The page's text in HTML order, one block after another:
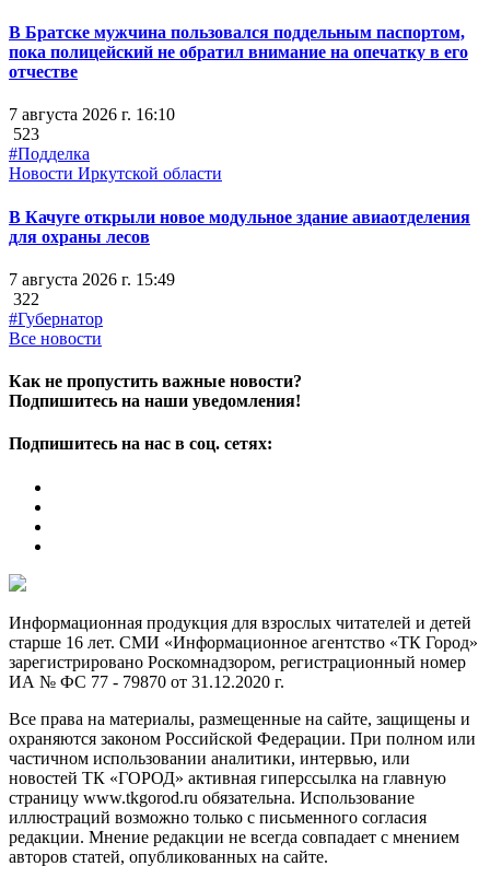
В Братске мужчина пользовался поддельным паспортом,
пока полицейский не обратил внимание на опечатку в его
отчестве
7 августа 2026 г. 16:10
523
#Подделка
Новости Иркутской области
В Качуге открыли новое модульное здание авиаотделения
для охраны лесов
7 августа 2026 г. 15:49
322
#Губернатор
Все новости
Как не пропустить важные новости?
Подпишитесь на наши уведомления!
Подпишитесь на нас в соц. сетях:
Информационная продукция для взрослых читателей и детей
старше 16 лет. СМИ «Информационное агентство «ТК Город»
зарегистрировано Роскомнадзором, регистрационный номер
ИА № ФС 77 - 79870 от 31.12.2020 г.
Все права на материалы, размещенные на сайте, защищены и
охраняются законом Российской Федерации. При полном или
частичном использовании аналитики, интервью, или
новостей ТК «ГОРОД» активная гиперссылка на главную
страницу www.tkgorod.ru обязательна. Использование
иллюстраций возможно только с письменного согласия
редакции. Мнение редакции не всегда совпадает с мнением
авторов статей, опубликованных на сайте.